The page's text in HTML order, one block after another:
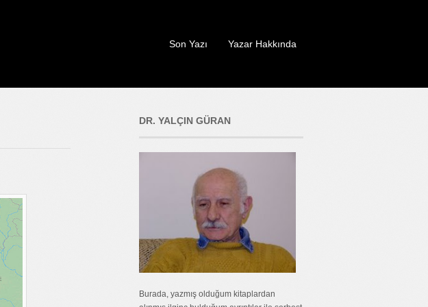
Son Yazı Yazar Hakkında
DR. YALÇIN GÜRAN
Burada, yazmış olduğum kitaplardan